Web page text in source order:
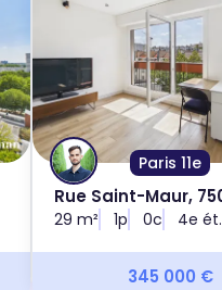
Paris 11e
Rue Saint-Maur,
29 m² 1p 0c 4e ét.
345 000 €